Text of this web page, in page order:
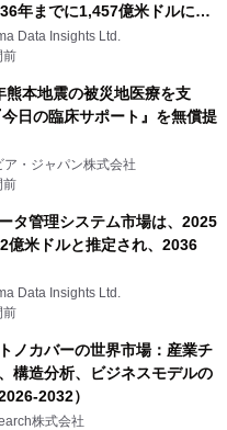
年までに1,457億米ドルに達
測されており、予測期間
～2036年）
Data Insights Ltd.
前
熊本地震の被災地医療を支
日の臨床サポート』を無償提
ア・ジャパン株式会社
前
タ管理システム市場は、2025
億米ドルと推定され、2036
Data Insights Ltd.
前
ノカバーの世界市場：産業チ
構造分析、ビジネスモデルの
2032）
株式会社